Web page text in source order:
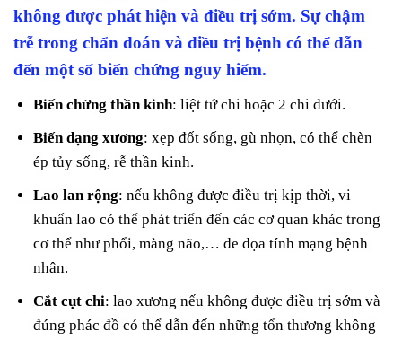
không được phát hiện và điều trị sớm. Sự chậm
trễ trong chẩn đoán và điều trị bệnh có thể dẫn
đến một số biến chứng nguy hiểm.
Biến chứng thần kinh: liệt tứ chi hoặc 2 chi dưới.
Biến dạng xương: xẹp đốt sống, gù nhọn, có thể chèn
ép tủy sống, rễ thần kinh.
Lao lan rộng: nếu không được điều trị kịp thời, vi
khuẩn lao có thể phát triển đến các cơ quan khác trong
cơ thể như phổi, màng não,… đe dọa tính mạng bệnh
nhân.
Cắt cụt chi: lao xương nếu không được điều trị sớm và
đúng phác đồ có thể dẫn đến những tổn thương không